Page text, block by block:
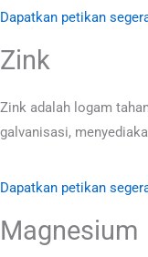
Dapatkan petikan
Zink
Zink adalah logam
galvanisasi,
Dapatkan petikan
Magnesium